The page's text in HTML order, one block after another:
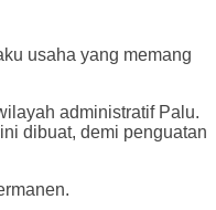
usaha yang memang
administratif Palu.
dibuat, demi penguatan